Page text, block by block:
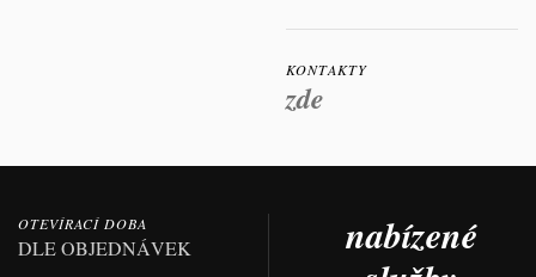
KONTAKTY
zde
OTEVÍRACÍ DOBA
DLE OBJEDNÁVEK
nabízené